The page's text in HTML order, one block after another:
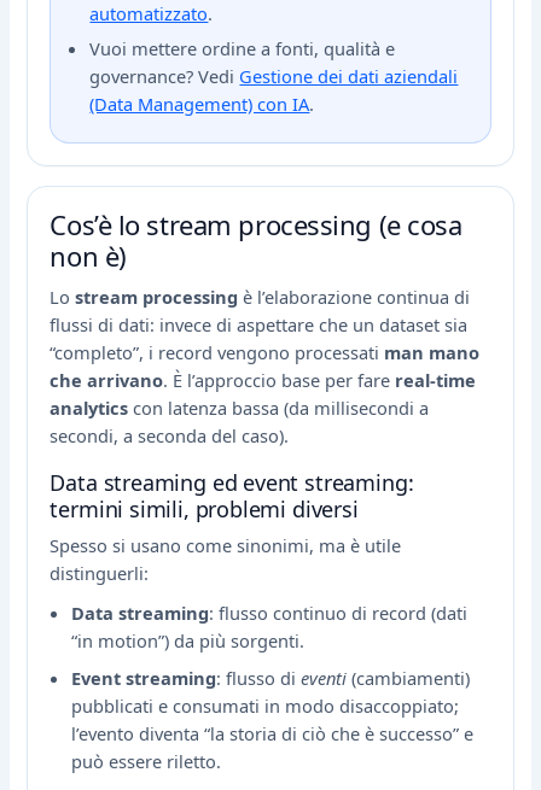
automatizzato.
Vuoi mettere ordine a fonti, qualità e
governance? Vedi Gestione dei dati aziendali
(Data Management) con IA.
Cos’è lo stream processing (e cosa
non è)
Lostream processing è l’elaborazione continua di
flussi di dati: invece di aspettare che un dataset sia
“completo”, i record vengono processati man mano
che arrivano. È l’approccio base per fare real-time
analytics con latenza bassa (da millisecondi a
secondi, a seconda del caso).
Data streaming ed event streaming:
termini simili, problemi diversi
Spesso si usano come sinonimi, ma è utile
distinguerli:
Data streaming: flusso continuo di record (dati
“in motion”) da più sorgenti.
Event streaming: flusso dieventi (cambiamenti)
pubblicati e consumati in modo disaccoppiato;
l’evento diventa “la storia di ciò che è successo” e
può essere riletto.